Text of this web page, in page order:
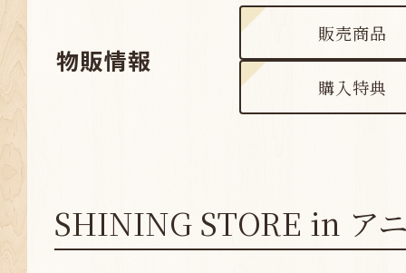
物販情報
販売商品
購入特典
SHINING STORE in ア